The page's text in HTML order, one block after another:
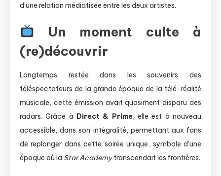
d’une relation médiatisée entre les deux artistes.
Un moment culte à
(re)découvrir
Longtemps restée dans les souvenirs des
téléspectateurs de la grande époque de la télé-réalité
musicale, cette émission avait quasiment disparu des
radars. Grâce à Direct & Prime, elle est à nouveau
accessible, dans son intégralité, permettant aux fans
de replonger dans cette soirée unique, symbole d’une
époque où la Star Academytranscendait les frontières.